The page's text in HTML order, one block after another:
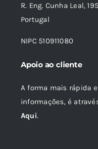
R. Eng. Cunha Leal,
Portugal
NIPC 510911080
Apoio ao cliente
A forma mais rápida
informações, é
Aqui.